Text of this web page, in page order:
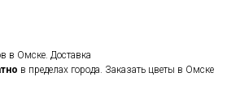
в Омске. Доставка
в пределах города. Заказать цветы в Омске